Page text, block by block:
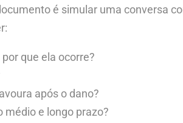
é simular uma conversa
que ela ocorre?
após o dano?
médio e longo prazo?